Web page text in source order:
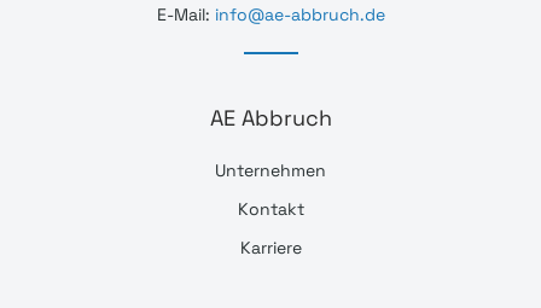
E-Mail: info@ae-abbruch.de
AE Abbruch
Unternehmen
Kontakt
Karriere